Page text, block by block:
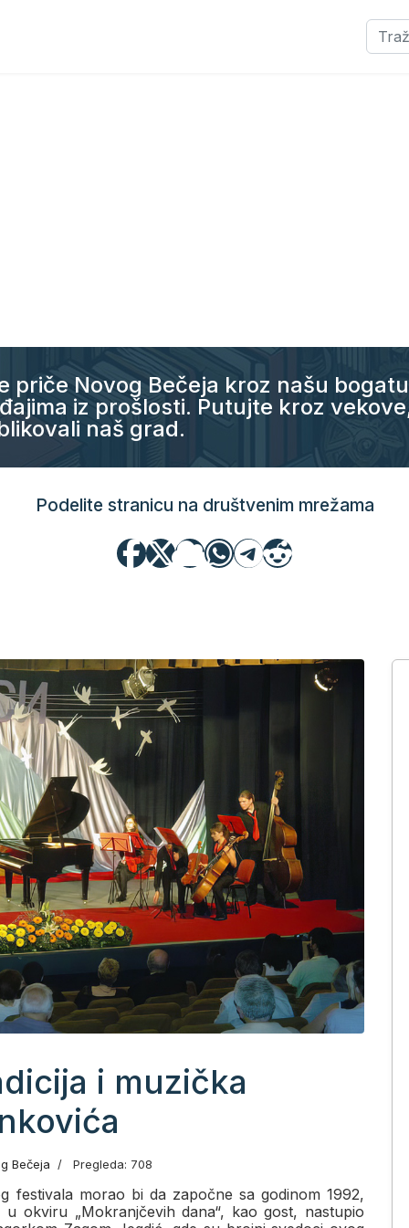
priče Novog Bečeja kroz našu
iz prošlosti. Putujte kroz
naš grad.
Podelite stranicu na društvenim mrežama
i muzička
Bečeja Pregleda: 708
festivala morao bi da započne sa godinom 1992,
okviru „Mokranjčevih dana“, kao gost, nastupio